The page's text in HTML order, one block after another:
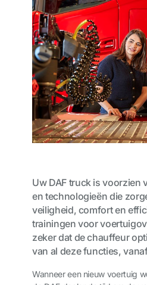
Uw DAF truck is voorzien
en technologieën die
veiligheid, comfort en
trainingen voor
zeker dat de chauffeur
van al deze functies,
Wanneer een nieuw voertuig